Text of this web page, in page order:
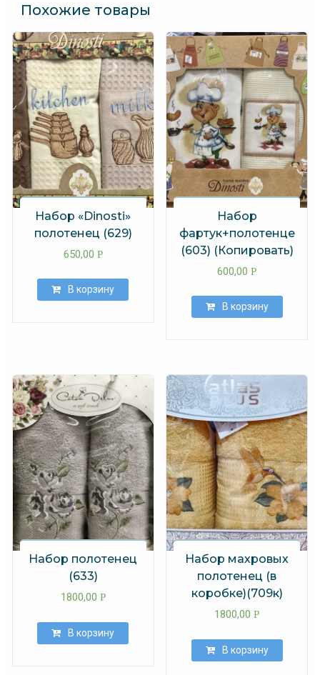
Похожие товары
Набор «Dinosti»
полотенец (629)
650,00 Р
В корзину
Набор
фартук+полотенце
(603) (Копировать)
600,00Р
В корзину
Набор полотенец
(633)
1800,00 Р
В корзину
Набор махровых
полотенец (в
коробке)(709к)
1800,00Р
В корзину